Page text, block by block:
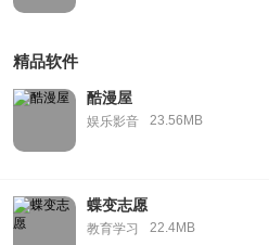
精品软件
酷漫屋
娱乐影音 23.56MB
蝶变志愿
教育学习 22.4MB